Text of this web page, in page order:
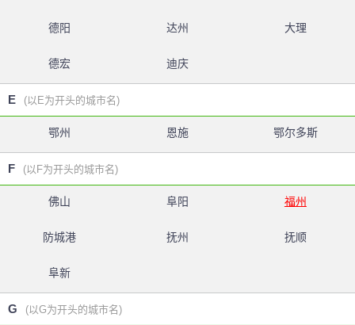
德阳 达州 大理
德宏 迪庆
E (以E为开头的城市名)
鄂州 恩施 鄂尔多斯
F (以F为开头的城市名)
佛山 阜阳 福州
防城港 抚州 抚顺
阜新
G (以G为开头的城市名)